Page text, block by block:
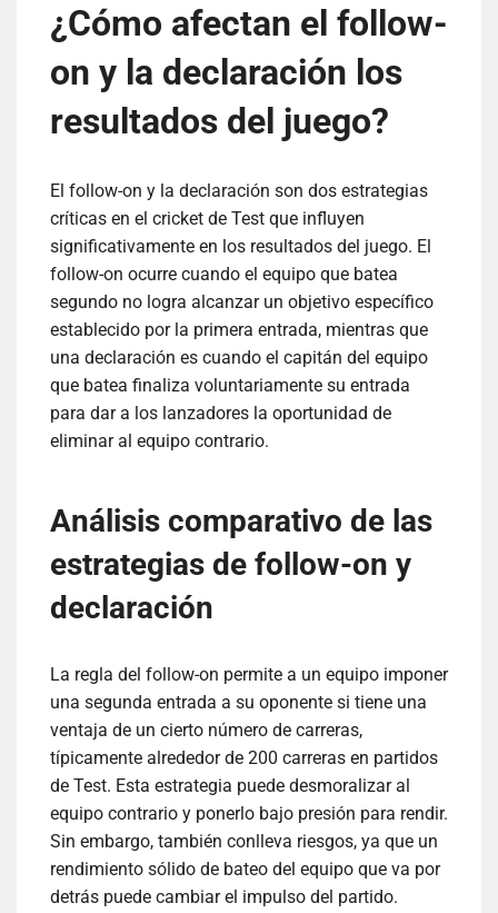
¿Cómo afectan el follow-
on y la declaración los
resultados del juego?
El follow-on y la declaración son dos estrategias
críticas en el cricket de Test que influyen
significativamente en los resultados del juego. El
follow-on ocurre cuando el equipo que batea
segundo no logra alcanzar un objetivo específico
establecido por la primera entrada, mientras que
una declaración es cuando el capitán del equipo
que batea finaliza voluntariamente su entrada
para dar a los lanzadores la oportunidad de
eliminar al equipo contrario.
Análisis comparativo de las
estrategias de follow-on y
declaración
La regla del follow-on permite a un equipo imponer
una segunda entrada a su oponente si tiene una
ventaja de un cierto número de carreras,
típicamente alrededor de 200 carreras en partidos
de Test. Esta estrategia puede desmoralizar al
equipo contrario y ponerlo bajo presión para rendir.
Sin embargo, también conlleva riesgos, ya que un
rendimiento sólido de bateo del equipo que va por
detrás puede cambiar el impulso del partido.